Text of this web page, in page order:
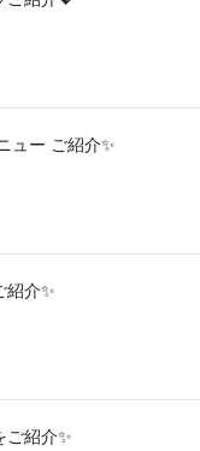
ュー ご紹介✨
紹介✨
ご紹介✨